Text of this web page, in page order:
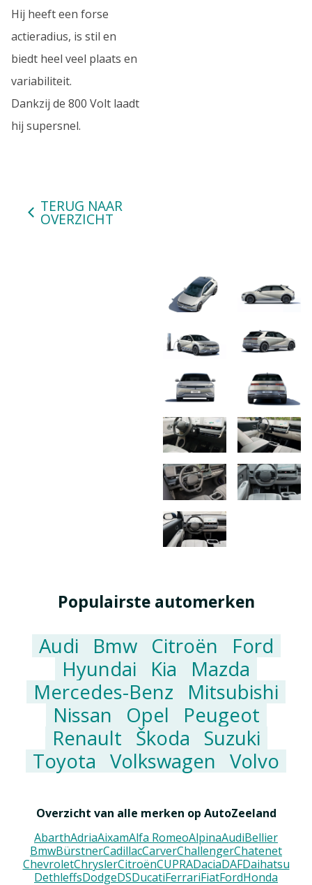
Hij heeft een forse
actieradius, is stil en
biedt heel veel plaats en
variabiliteit.
Dankzij de 800 Volt laadt
hij supersnel.
TERUG NAAR
OVERZICHT
Populairste automerken
Audi Bmw Citroën
Ford
Hyundai
Kia
Mazda
Mercedes-Benz
Mitsubishi
Nissan
Opel
Peugeot
Renault Škoda
Suzuki
Toyota Volkswagen Volvo
Overzicht van alle merken op AutoZeeland
AbarthAdriaAixamAlfa RomeoAlpinaAudiBellier
BmwBürstnerCadillacCarverChallengerChatenet
ChevroletChryslerCitroënCUPRADaciaDAFDaihatsu
DethleffsDodgeDSDucatiFerrariFiatFordHonda